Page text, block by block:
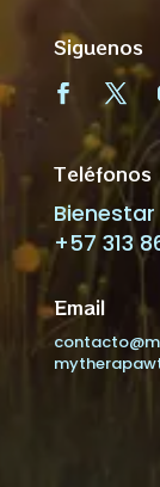
Siguenos
Teléfonos
+57 313
Email